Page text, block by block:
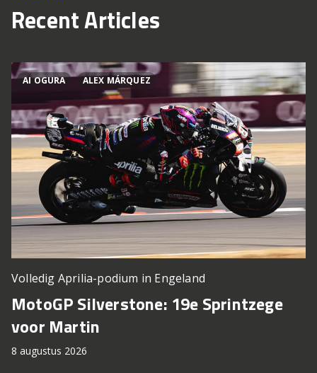
Recent Articles
AI OGURA ALEX MÁRQUEZ
Volledig Aprilia-podium in Engeland
MotoGP Silverstone: 19e Sprintzege
voor Martin
8 augustus 2026